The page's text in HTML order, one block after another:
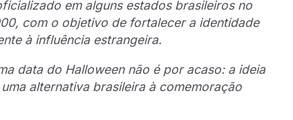
em alguns estados brasileiros no
com o objetivo de fortalecer a identidade
à influência estrangeira.
data do Halloween não é por acaso: a ideia
alternativa brasileira à comemoração